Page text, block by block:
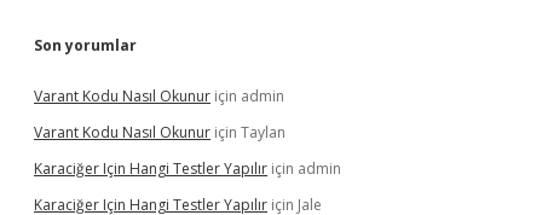
Son yorumlar
Varant Kodu Nasıl Okunur için admin
Varant Kodu Nasıl Okunur için Taylan
Karaciğer Için Hangi Testler Yapılır için admin
Karaciğer Için Hangi Testler Yapılır için Jale